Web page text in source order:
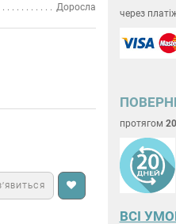
Доросла
через
протягом 20
ВСІ